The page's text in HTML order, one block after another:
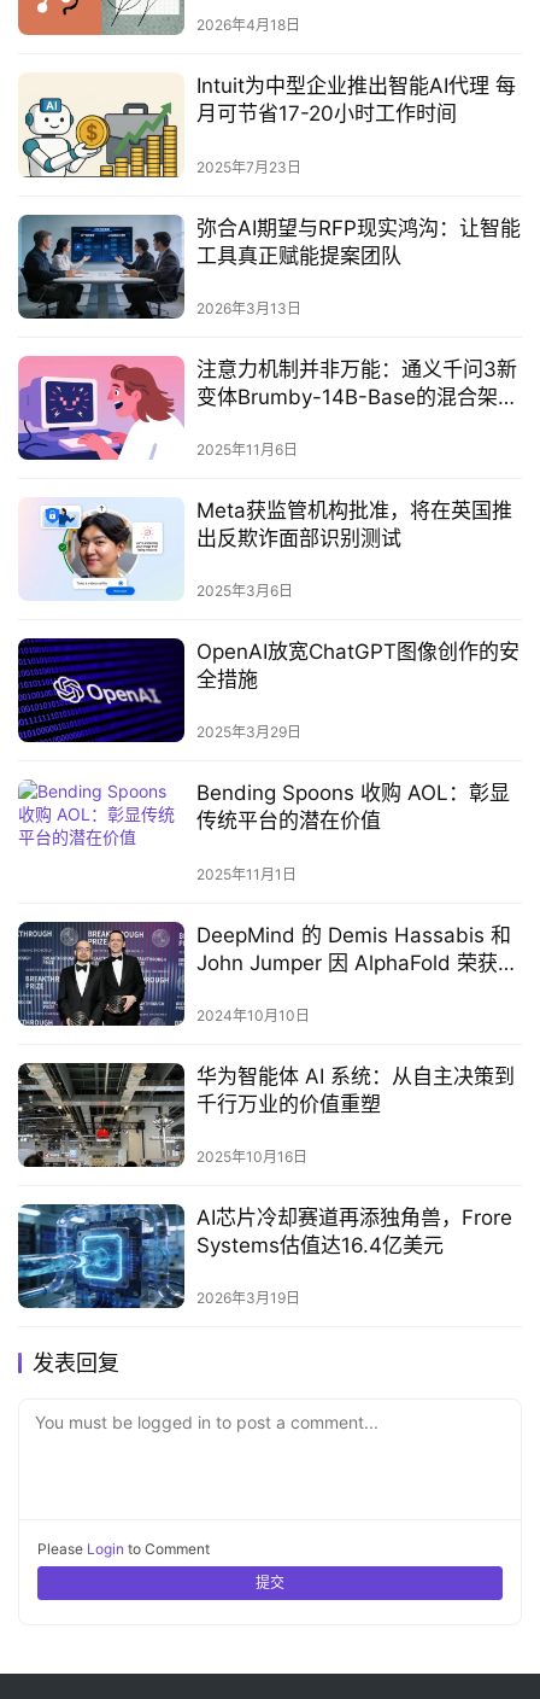
2026年4月18日
Intuit为中型企业推出智能AI代理 每
月可节省17-20小时工作时间
2025年7月23日
弥合AI期望与RFP现实鸿沟：让智能
工具真正赋能提案团队
2026年3月13日
注意力机制并非万能：通义千问3新
变体Brumby-14B-Base的混合架构
2025年11月6日
Meta获监管机构批准，将在英国推
出反欺诈面部识别测试‌
2025年3月6日
OpenAI放宽ChatGPT图像创作的安
全措施
2025年3月29日
Bending Spoons 收购 AOL：彰显
传统平台的潜在价值
2025年11月1日
DeepMind 的 Demis Hassabis 和
John Jumper 因 AlphaFold 荣获诺
2024年10月10日
华为智能体 AI 系统：从自主决策到
千行万业的价值重塑
2025年10月16日
AI芯片冷却赛道再添独角兽，Frore
Systems估值达16.4亿美元
2026年3月19日
发表回复
You must be logged in to post a comment...
Please Login to Comment
提交